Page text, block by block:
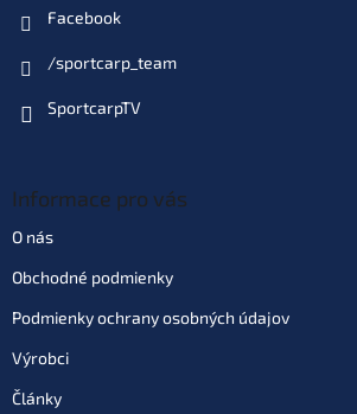
Facebook
/sportcarp_team
SportcarpTV
Informace pro vás
O nás
Obchodné podmienky
Podmienky ochrany osobných údajov
Výrobci
Články